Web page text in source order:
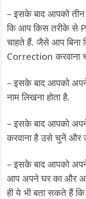
– इसके बाद आपको
कि आप किस तरीके से
चाहते हैं. जैसे आप
Correction करवाना
– इसके बाद आपको
नाम लिखना होता है.
– इसके बाद आपको
करवाना है उसे चुनें और
– इसके बाद आपको अपने
आप अपने घर का और
ही ये भी बता सकते हैं